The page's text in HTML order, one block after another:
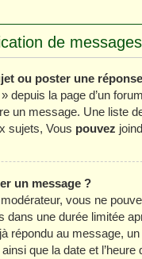
de messages
ou poster une
depuis la page d’un
un message. Une liste
sujets, Vous pouvez
un message ?
vous ne
dans une durée limitée
répondu au message,
que la date et